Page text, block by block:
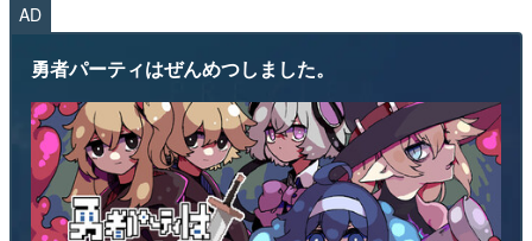
AD
勇者パーティはぜんめつしました。